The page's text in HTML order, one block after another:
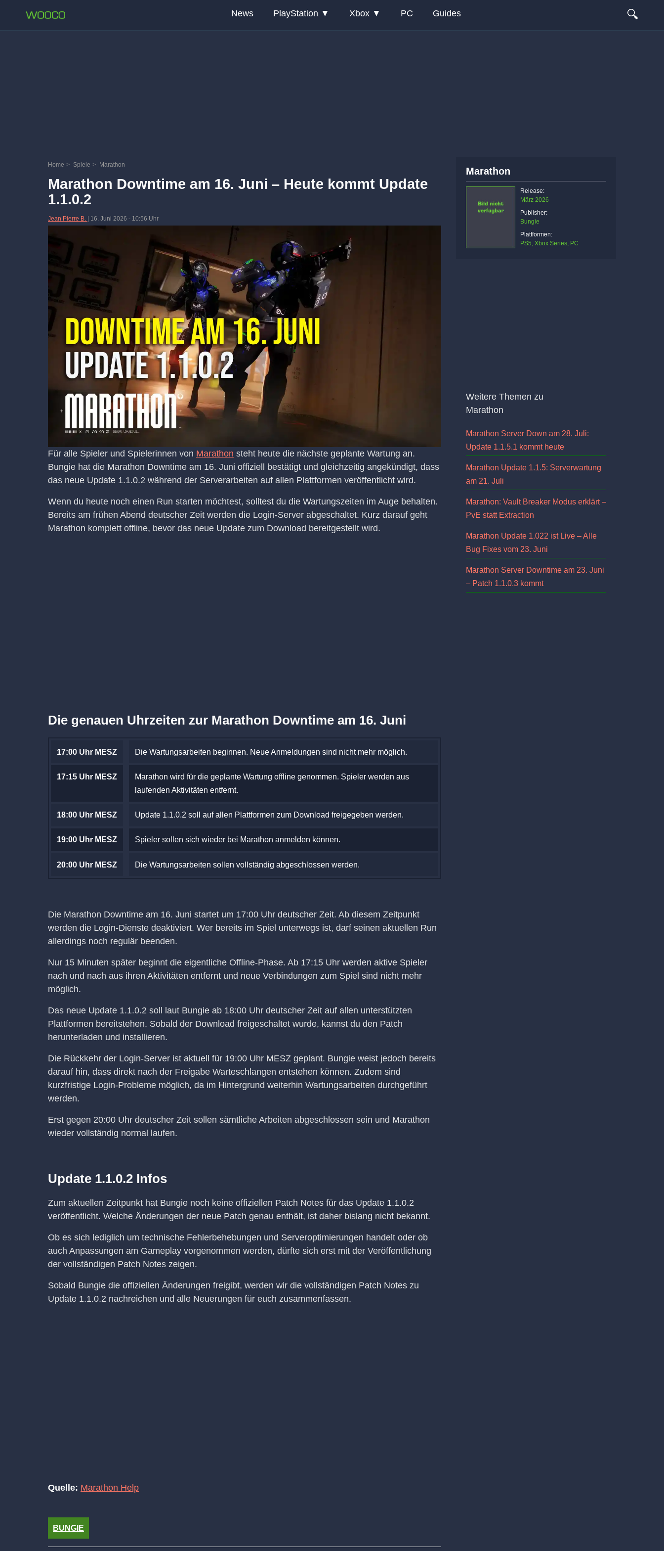
News PlayStation Xbox PC Guides 🔍
Home > Spiele > Marathon
Marathon Downtime am 16. Juni – Heute kommt Update
1.1.0.2
Jean Pierre B. 16. Juni 2026 - 10:56 Uhr
Für alle Spieler und Spielerinnen von Marathon steht heute die nächste geplante Wartung an.
Bungie hat die Marathon Downtime am 16. Juni offiziell bestätigt und gleichzeitig angekündigt, dass
das neue Update 1.1.0.2 während der Serverarbeiten auf allen Plattformen veröffentlicht wird.
Wenn du heute noch einen Run starten möchtest, solltest du die Wartungszeiten im Auge behalten.
Bereits am frühen Abend deutscher Zeit werden die Login-Server abgeschaltet. Kurz darauf geht
Marathon komplett offline, bevor das neue Update zum Download bereitgestellt wird.
Die genauen Uhrzeiten zur Marathon Downtime am 16. Juni
17:00 Uhr MESZ Die Wartungsarbeiten beginnen. Neue Anmeldungen sind nicht mehr möglich.
17:15 Uhr MESZ
Marathon wird für die geplante Wartung offline genommen. Spieler werden aus
laufenden Aktivitäten entfernt.
18:00 Uhr MESZ Update 1.1.0.2 soll auf allen Plattformen zum Download freigegeben werden.
19:00 Uhr MESZ Spieler sollen sich wieder bei Marathon anmelden können.
20:00 Uhr MESZ Die Wartungsarbeiten sollen vollständig abgeschlossen werden.
Die Marathon Downtime am 16. Juni startet um 17:00 Uhr deutscher Zeit. Ab diesem Zeitpunkt
werden die Login-Dienste deaktiviert. Wer bereits im Spiel unterwegs ist, darf seinen aktuellen Run
allerdings noch regulär beenden.
Nur 15 Minuten später beginnt die eigentliche Offline-Phase. Ab 17:15 Uhr werden aktive Spieler
nach und nach aus ihren Aktivitäten entfernt und neue Verbindungen zum Spiel sind nicht mehr
möglich.
Das neue Update 1.1.0.2 soll laut Bungie ab 18:00 Uhr deutscher Zeit auf allen unterstützten
Plattformen bereitstehen. Sobald der Download freigeschaltet wurde, kannst du den Patch
herunterladen und installieren.
Die Rückkehr der Login-Server ist aktuell für 19:00 Uhr MESZ geplant. Bungie weist jedoch bereits
darauf hin, dass direkt nach der Freigabe Warteschlangen entstehen können. Zudem sind
kurzfristige Login-Probleme möglich, da im Hintergrund weiterhin Wartungsarbeiten durchgeführt
werden.
Erst gegen 20:00 Uhr deutscher Zeit sollen sämtliche Arbeiten abgeschlossen sein und Marathon
wieder vollständig normal laufen.
Update 1.1.0.2 Infos
Zum aktuellen Zeitpunkt hat Bungie noch keine offiziellen Patch Notes für das Update 1.1.0.2
veröffentlicht. Welche Änderungen der neue Patch genau enthält, ist daher bislang nicht bekannt.
Ob es sich lediglich um technische Fehlerbehebungen und Serveroptimierungen handelt oder ob
auch Anpassungen am Gameplay vorgenommen werden, dürfte sich erst mit der Veröffentlichung
der vollständigen Patch Notes zeigen.
Sobald Bungie die offiziellen Änderungen freigibt, werden wir die vollständigen Patch Notes zu
Update 1.1.0.2 nachreichen und alle Neuerungen für euch zusammenfassen.
Quelle: Marathon Help
BUNGIE
Marathon
Release:
März 2026
Publisher:
Bungie
Plattformen:
PS5, Xbox Series, PC
Weitere Themen zu
Marathon
Marathon Server Down am 28. Juli:
Update 1.1.5.1 kommt heute
Marathon Update 1.1.5: Serverwartung
am 21. Juli
Marathon: Vault Breaker Modus erklärt –
PvE statt Extraction
Marathon Update 1.022 ist Live – Alle
Bug Fixes vom 23. Juni
Marathon Server Downtime am 23. Juni
– Patch 1.1.0.3 kommt